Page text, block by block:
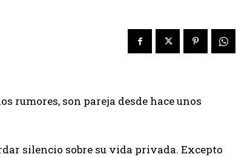
rumores, son pareja desde hace unos
silencio sobre su vida privada. Excepto